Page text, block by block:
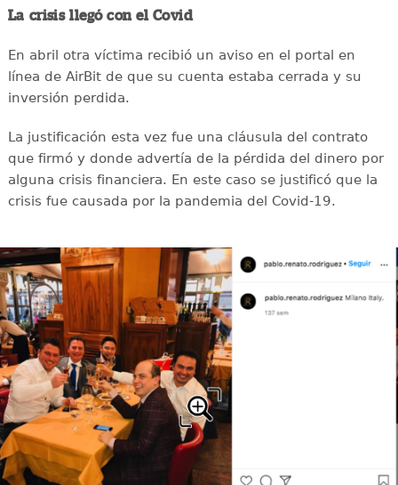
La crisis llegó con el Covid
En abril otra víctima recibió un aviso en el portal en
línea de AirBit de que su cuenta estaba cerrada y su
inversión perdida.
La justificación esta vez fue una cláusula del contrato
que firmó y donde advertía de la pérdida del dinero por
alguna crisis financiera. En este caso se justificó que la
crisis fue causada por la pandemia del Covid-19.